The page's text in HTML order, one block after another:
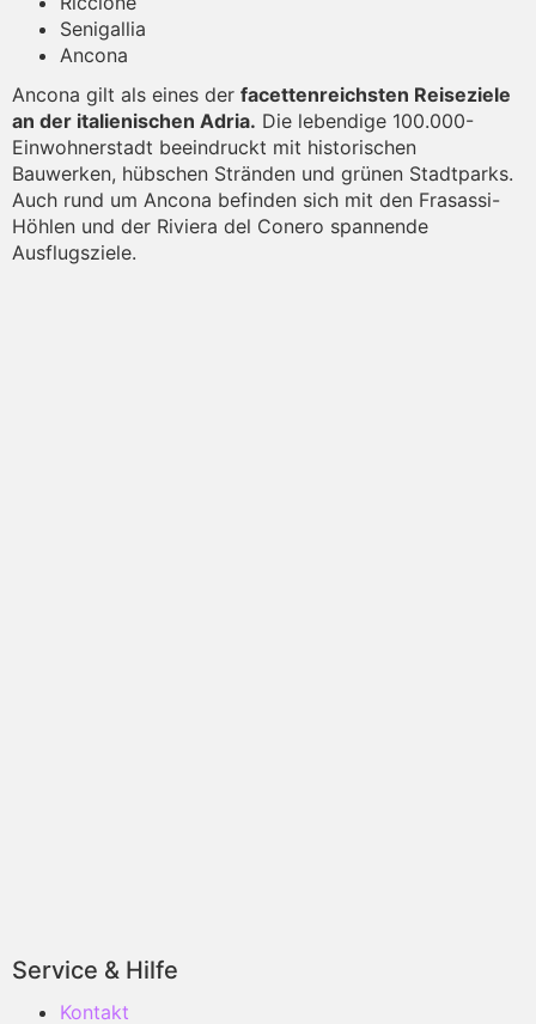
Senigallia
Ancona
Ancona gilt als eines der facettenreichsten Reiseziele
an der italienischen Adria. Die lebendige 100.000-
Einwohnerstadt beeindruckt mit historischen
Bauwerken, hübschen Stränden und grünen Stadtparks.
Auch rund um Ancona befinden sich mit den Frasassi-
Höhlen und der Riviera del Conero spannende
Ausflugsziele.
Service & Hilfe
Kontakt